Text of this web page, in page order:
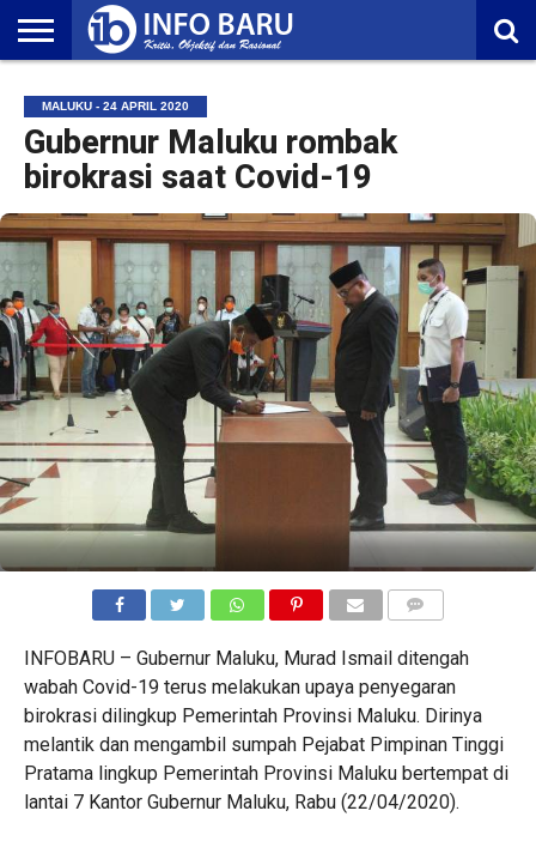
NASIONAL
AMBONIA
MALUKU
EKONOMI
POLITIK
OLAHRAGA
LIFESTYLE
REDAKSI
MALUKU - 24 APRIL 2020
Gubernur Maluku rombak
birokrasi saat Covid-19
INFOBARU – Gubernur Maluku, Murad Ismail ditengah
wabah Covid-19 terus melakukan upaya penyegaran
birokrasi dilingkup Pemerintah Provinsi Maluku. Dirinya
melantik dan mengambil sumpah Pejabat Pimpinan Tinggi
Pratama lingkup Pemerintah Provinsi Maluku bertempat di
lantai 7 Kantor Gubernur Maluku, Rabu (22/04/2020).